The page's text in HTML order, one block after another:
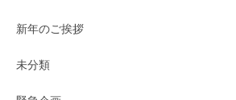
新年のご挨拶
未分類